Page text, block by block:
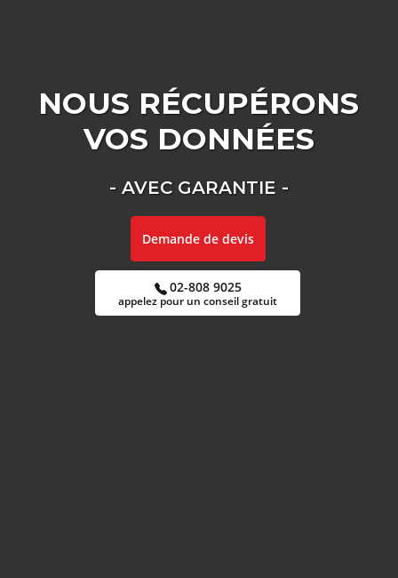
NOUS RÉCUPÉRONS
VOS DONNÉES
- AVEC GARANTIE -
Demande de devis
02-808 9025
appelez pour un conseil gratuit